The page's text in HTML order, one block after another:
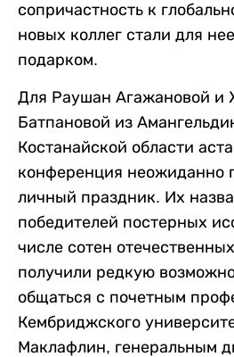
сопричастность к
новых коллег стали для
подарком.
Для Раушан Агажановой и
Батпановой из
Костанайской области
конференция неожиданно
личный праздник. Их
победителей постерных
числе сотен
получили редкую
общаться с почетным
Кембриджского
Маклафлин, генеральным